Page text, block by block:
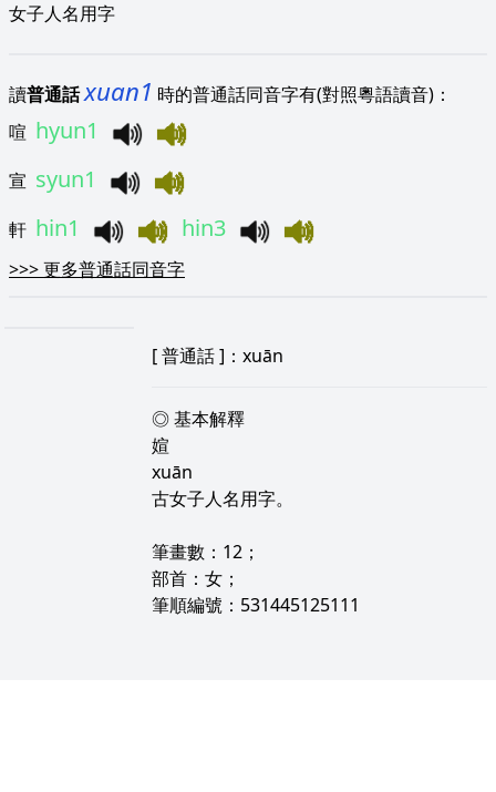
女子人名用字
讀普通話xuan1 時的普通話同音字有(對照粵語讀音)：
喧 hyun1
宣 syun1
軒 hin1 hin3
>>>更多普通話同音字
[普通話]：xuān
◎ 基本解釋
媗
xuān
古女子人名用字。
筆畫數：12；
部首：女；
筆順編號：531445125111